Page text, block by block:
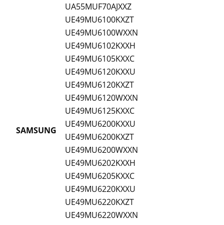
SAMSUNG
UA55MUF70AJXXZ
UE49MU6100KXZT
UE49MU6100WXXN
UE49MU6102KXXH
UE49MU6105KXXC
UE49MU6120KXXU
UE49MU6120KXZT
UE49MU6120WXXN
UE49MU6125KXXC
UE49MU6200KXXU
UE49MU6200KXZT
UE49MU6200WXXN
UE49MU6202KXXH
UE49MU6205KXXC
UE49MU6220KXXU
UE49MU6220KXZT
UE49MU6220WXXN